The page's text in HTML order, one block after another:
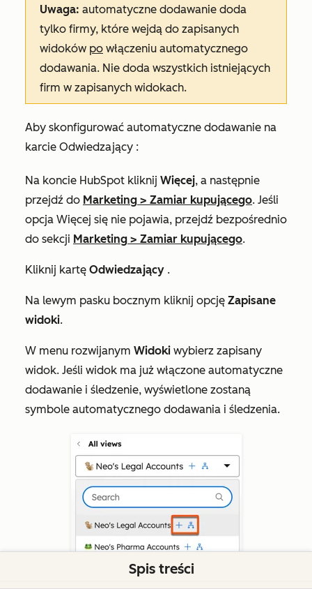
Uwaga: automatyczne dodawanie doda
tylko firmy, które wejdą do zapisanych
widoków po włączeniu automatycznego
dodawania. Nie doda wszystkich istniejących
firm w zapisanych widokach.
Aby skonfigurować automatyczne dodawanie na
karcie Odwiedzający :
Na koncie HubSpot kliknij Więcej, a następnie
przejdź do Marketing > Zamiar kupującego. Jeśli
opcja Więcej się nie pojawia, przejdź bezpośrednio
do sekcji Marketing > Zamiar kupującego.
Kliknij kartę Odwiedzający .
Na lewym pasku bocznym kliknij opcję Zapisane
widoki.
W menu rozwijanym Widoki wybierz zapisany
widok. Jeśli widok ma już włączone automatyczne
dodawanie i śledzenie, wyświetlone zostaną
symbole automatycznego dodawania i śledzenia.
Spis treści